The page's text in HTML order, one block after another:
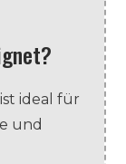
ist ideal für
und